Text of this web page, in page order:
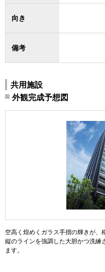
向き
備考
共用施設
外観完成予想図
空高く煌めくガラス手摺の輝きが、
縦のラインを強調した大胆かつ洗練
ます。